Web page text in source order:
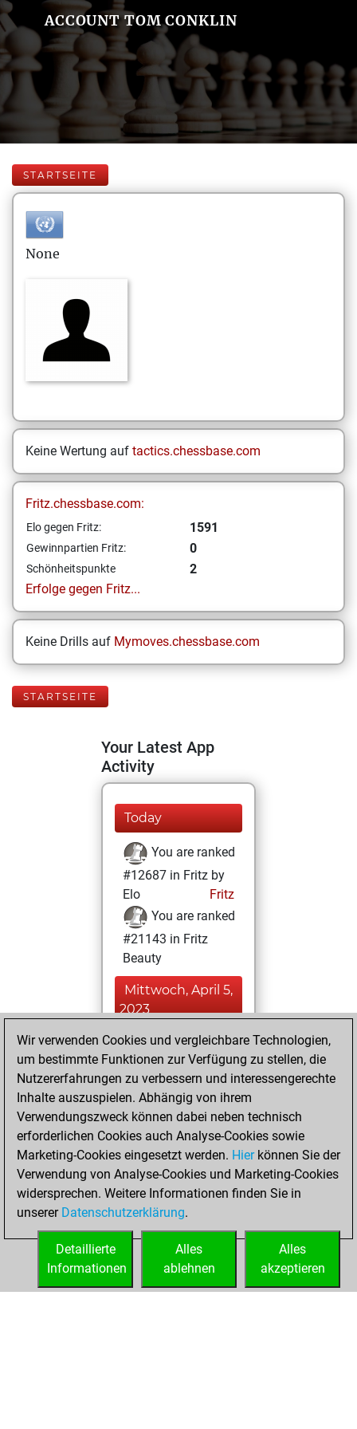
ACCOUNT TOM CONKLIN
STARTSEITE
None
Keine Wertung auf tactics.chessbase.com
Fritz.chessbase.com:
Elo gegen Fritz: 1591
Gewinnpartien Fritz: 0
Schönheitspunkte
2
Erfolge gegen Fritz...
Keine Drills auf Mymoves.chessbase.com
STARTSEITE
Your Latest App
Activity
Today
You are ranked
#12687 in Fritz by
Elo
Fritz
You are ranked
#21143 in Fritz
Beauty
Mittwoch, April 5,
2023
You achieved a
BeautyScore of 2
Fritz
achieved a new Elo
of 1591
Montag, März 20,
2023
You created
your Fritz account
Wir verwenden Cookies und vergleichbare Technologien,
um bestimmte Funktionen zur Verfügung zu stellen, die
Nutzererfahrungen zu verbessern und interessengerechte
Inhalte auszuspielen. Abhängig von ihrem
Verwendungszweck können dabei neben technisch
erforderlichen Cookies auch Analyse-Cookies sowie
Marketing-Cookies eingesetzt werden. Hierkönnen Sie der
Verwendung von Analyse-Cookies und Marketing-Cookies
widersprechen. Weitere Informationen finden Sie in
unserer Datenschutzerklärung.
Alles
akzeptieren
Alles
ablehnen
Detaillierte
Informationen